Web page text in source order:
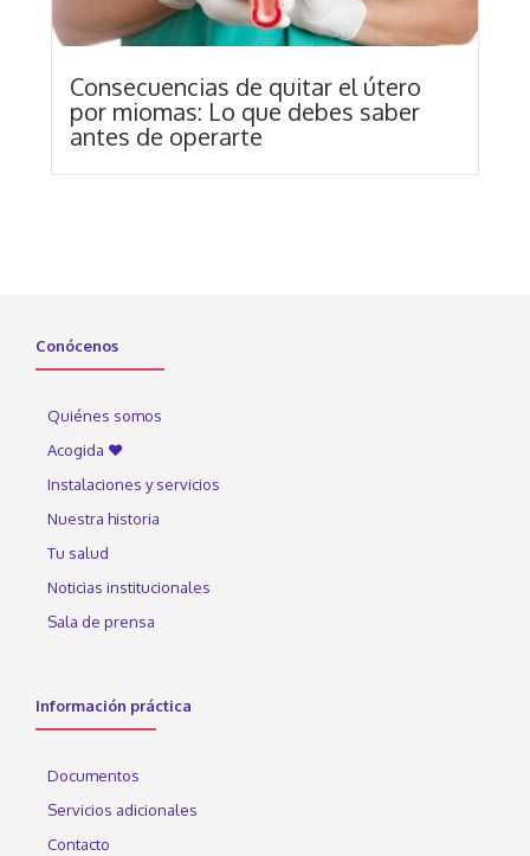
Consecuencias de quitar el útero
por miomas: Lo que debes saber
antes de operarte
Conócenos
Quiénes somos
Acogida ♥
Instalaciones y servicios
Nuestra historia
Tu salud
Noticias institucionales
Sala de prensa
Información práctica
Documentos
Servicios adicionales
Contacto